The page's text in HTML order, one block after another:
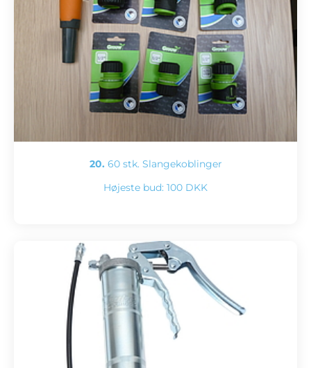
20. 60 stk. Slangekoblinger
Højeste bud: 100 DKK